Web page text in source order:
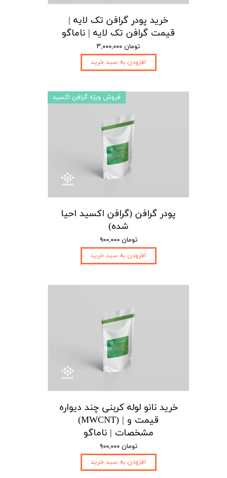
خرید پودر گرافن تک لایه |
قیمت گرافن تک لایه | ناماگو
۳,۰۰۰,۰۰۰ تومان
افزودن به سبد خرید
پودر گرافن (گرافن اکسید احیا
شده)
۹۰۰,۰۰۰ تومان
افزودن به سبد خرید
فروش ویژه گرافن اکسید
خرید نانو لوله کربنی چند دیواره
(MWCNT) | قیمت و
مشخصات | ناماگو
۹۰۰,۰۰۰ تومان
افزودن به سبد خرید